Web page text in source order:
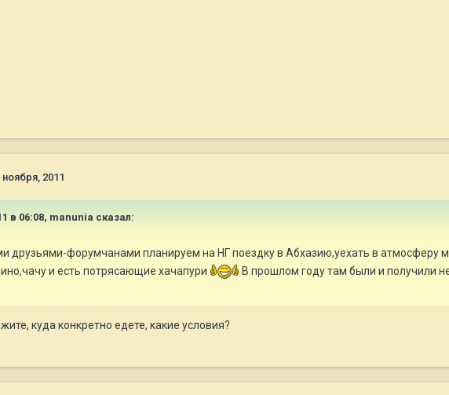
ноября, 2011
в 06:08, manunia сказал:
друзьями-форумчанами планируем на НГ поездку в Абхазию,уехать в атмосферу
и есть потрясающие хачапури
В прошлом году там были и получили
куда конкретно едете, какие условия?